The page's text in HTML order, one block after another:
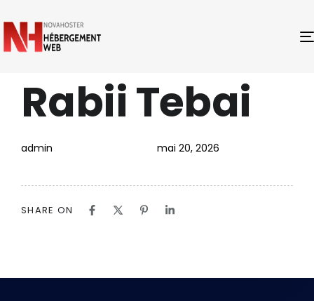
IN:
Rabii Tebai
Author
admin
Published
on:
mai 20, 2026
SHARE ON